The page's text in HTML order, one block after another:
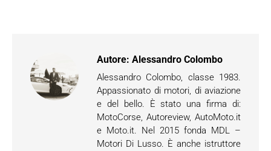
Autore: Alessandro Colombo
Alessandro Colombo, classe 1983.
Appassionato di motori, di aviazione
e del bello. È stato una firma di:
MotoCorse, Autoreview, AutoMoto.it
e Moto.it. Nel 2015 fonda MDL –
Motori Di Lusso. È anche istruttore